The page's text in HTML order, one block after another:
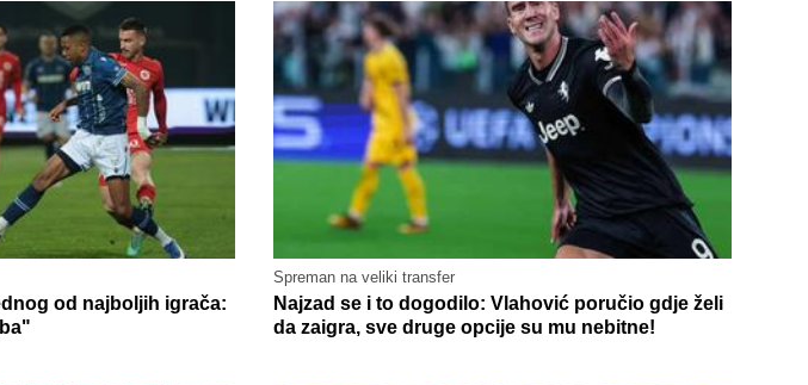
od najboljih igrača:
Spreman na veliki transfer
Najzad se i to dogodilo: Vlahović poručio gdje želi
da zaigra, sve druge opcije su mu nebitne!